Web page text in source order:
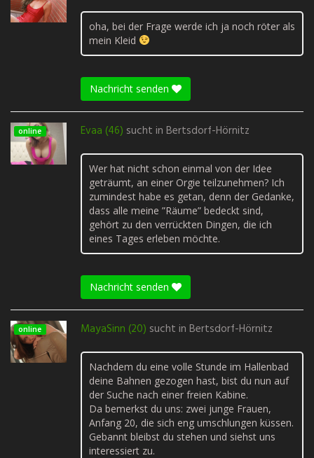
oha, bei der Frage werde ich ja noch röter als
mein Kleid
Nachricht senden
online Evaa (46) sucht in Bertsdorf-Hörnitz
Wer hat nicht schon einmal von der Idee
geträumt, an einer Orgie teilzunehmen? Ich
zumindest habe es getan, denn der Gedanke,
dass alle meine ”Räume” bedeckt sind,
gehört zu den verrückten Dingen, die ich
eines Tages erleben möchte.
Nachricht senden
online MayaSinn (20) sucht in Bertsdorf-Hörnitz
Nachdem du eine volle Stunde im Hallenbad
deine Bahnen gezogen hast, bist du nun auf
der Suche nach einer freien Kabine.
Da bemerkst du uns: zwei junge Frauen,
Anfang 20, die sich eng umschlungen küssen.
Gebannt bleibst du stehen und siehst uns
interessiert zu.